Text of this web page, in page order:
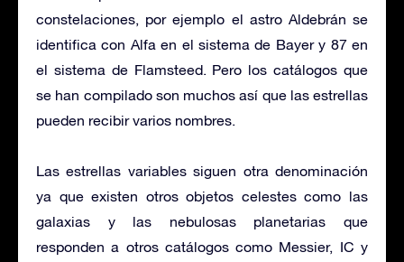
constelaciones, por ejemplo el astro Aldebrán se
identifica con Alfa en el sistema de Bayer y 87 en
el sistema de Flamsteed. Pero los catálogos que
se han compilado son muchos así que las estrellas
pueden recibir varios nombres.
Las estrellas variables siguen otra denominación
ya que existen otros objetos celestes como las
galaxias y las nebulosas planetarias que
responden a otros catálogos como Messier, IC y